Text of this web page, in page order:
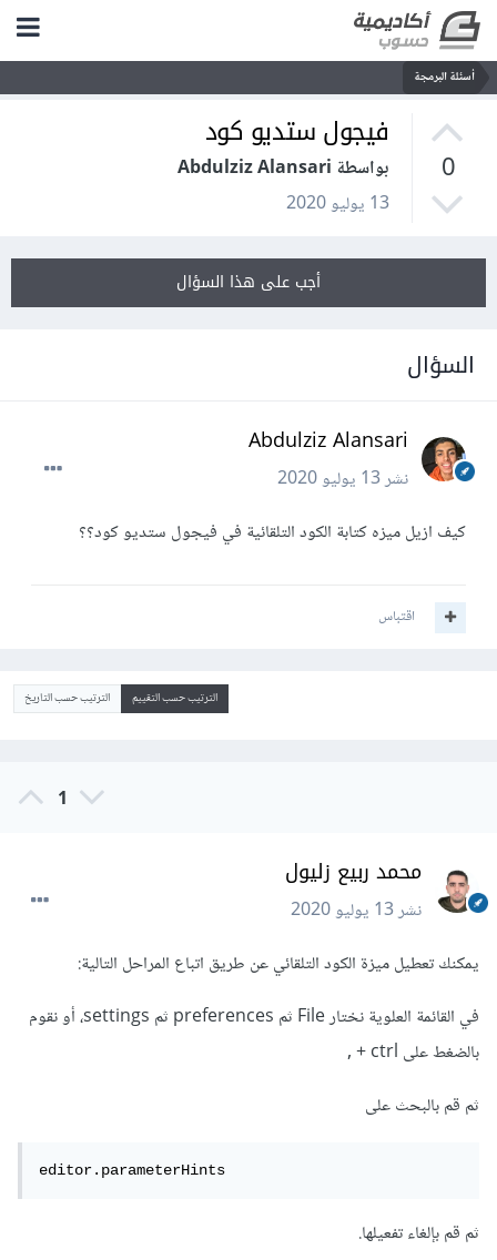
أسئلة البرمجة
0
فيجول ستديو كود
بواسطة Abdulziz Alansari
13 يوليو 2020
أجب على هذا السؤال
السؤال
Abdulziz Alansari
نشر13 يوليو 2020
كيف ازيل ميزه كتابة الكود التلقائية في فيجول ستديو كود؟؟
اقتباس
الترتيب حسب التقييم الترتيب حسب التاريخ
1
محمد ربيع زليول
نشر13 يوليو 2020
يمكنك تعطيل ميزة الكود التلقائي عن طريق اتباع المراحل التالية:
في القائمة العلوية نختار File ثم preferences ثم settings، أو نقوم
بالضغط على ctrl + ,
ثم قم بالبحث على
editor.parameterHints
ثم قم بإلغاء تفعيلها.